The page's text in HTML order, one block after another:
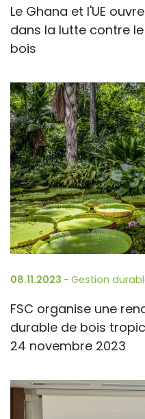
Le Ghana et l'UE
dans la lutte contre
bois
08.11.2023 - Gestion
FSC organise une
durable de bois
24 novembre 2023